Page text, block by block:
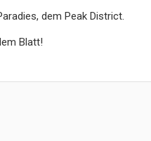
dem Peak District.
Blatt!